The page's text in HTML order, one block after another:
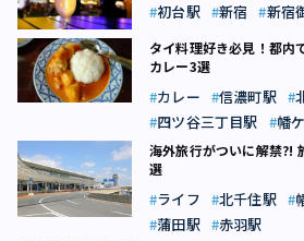
初台駅 新宿 新宿
タイ料理好き必見！都内
カレー3選
カレー 信濃町駅
四ツ谷三丁目駅
幡
海外旅行がついに解禁?!
選
ライフ 北千住駅
蒲田駅
赤羽駅